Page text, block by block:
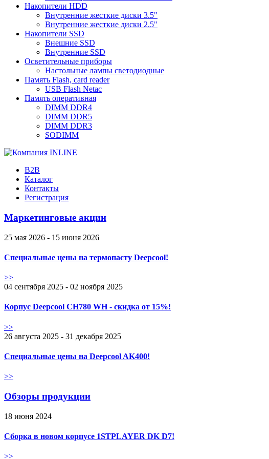
Накопители HDD
Внутренние жесткие диски 3.5"
Внутренние жесткие диски 2.5"
Накопители SSD
Внешние SSD
Внутренние SSD
Осветительные приборы
Настольные лампы светодиодные
Память Flash, card reader
USB Flash Netac
Память оперативная
DIMM DDR4
DIMM DDR5
DIMM DDR3
SODIMM
B2B
Каталог
Контакты
Регистрация
Маркетинговые акции
25 мая 2026 - 15 июня 2026
Специальные цены на термопасту Deepcool!
>>
04 сентября 2025 - 02 ноября 2025
Корпус Deepcool CH780 WH - скидка от 15%!
>>
26 августа 2025 - 31 декабря 2025
Специальные цены на Deepcool AK400!
>>
Обзоры продукции
18 июня 2024
Сборка в новом корпусе 1STPLAYER DK D7!
>>